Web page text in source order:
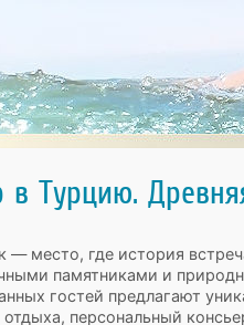
в Турцию.
— место, где история
памятниками и
гостей предлагают
отдыха, персональный